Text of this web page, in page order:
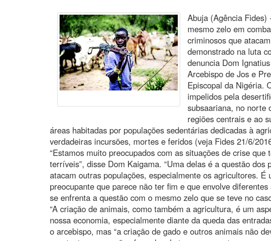
Abuja (Agência Fides)
mesmo zelo em
criminosos que
demonstrado na luta
denuncia Dom
Arcebispo de Jos e
Episcopal da Nigéria.
impelidos pela
subsaariana, no norte
regiões centrais e ao
áreas habitadas por populações sedentárias dedicadas à
verdadeiras incursões, mortes e feridos (veja Fides 21/6/
“Estamos muito preocupados com as situações de crise que
terríveis”, disse Dom Kaigama. “Uma delas é a questão dos
atacam outras populações, especialmente os agricultores. É
preocupante que parece não ter fim e que envolve
se enfrenta a questão com o mesmo zelo que se teve no
“A criação de animais, como também a agricultura, é um
nossa economia, especialmente diante da queda das
o arcebispo, mas “a criação de gado e outros animais não